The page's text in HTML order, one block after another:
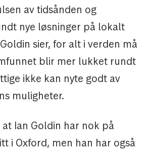
av tidsånden og
nye løsninger på lokalt
sier, for alt i verden må
blir mer lukket rundt
ikke kan nyte godt av
muligheter.
Ian Goldin har nok på
i Oxford, men han har også